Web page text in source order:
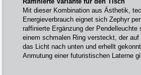
Mit dieser Kombination aus Ästhetik,
Energieverbrauch eignet sich Zephyr
raffinierte Ergänzung der
einem schmalen Ring versteckt, der
das Licht nach unten und erhellt
Anmutung einer futuristischen Laterne